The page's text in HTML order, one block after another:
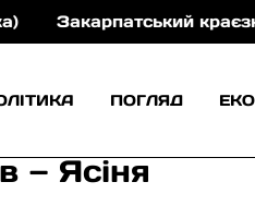
краєзнавчий
ПОГЛЯД
— Ясіня